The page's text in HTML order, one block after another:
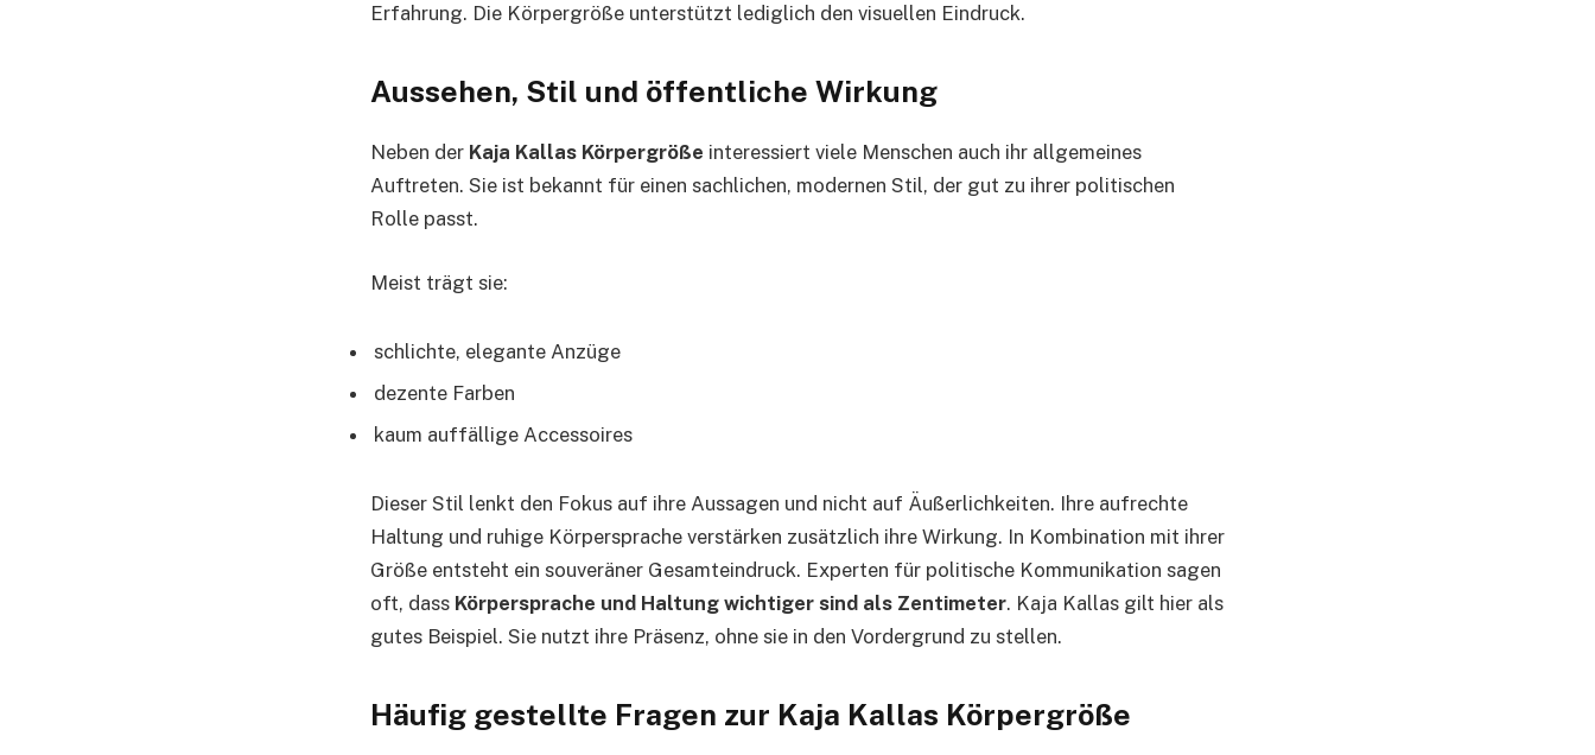
Erfahrung. Die Körpergröße unterstützt lediglich den visuellen Eindruck.
Aussehen, Stil und öffentliche Wirkung
Neben der Kaja Kallas Körpergröße interessiert viele Menschen auch ihr allgemeines
Auftreten. Sie ist bekannt für einen sachlichen, modernen Stil, der gut zu ihrer politischen
Rolle passt.
Meist trägt sie:
schlichte, elegante Anzüge
dezente Farben
kaum auffällige Accessoires
Dieser Stil lenkt den Fokus auf ihre Aussagen und nicht auf Äußerlichkeiten. Ihre aufrechte
Haltung und ruhige Körpersprache verstärken zusätzlich ihre Wirkung. In Kombination mit ihrer
Größe entsteht ein souveräner Gesamteindruck. Experten für politische Kommunikation sagen
oft, dass Körpersprache und Haltung wichtiger sind als Zentimeter. Kaja Kallas gilt hier als
gutes Beispiel. Sie nutzt ihre Präsenz, ohne sie in den Vordergrund zu stellen.
Häufig gestellte Fragen zur Kaja Kallas Körpergröße